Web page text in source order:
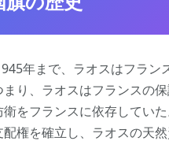
年まで、ラオスはフラン
り、ラオスはフランスの
衛をフランスに依存してい
権を確立し、ラオスの天